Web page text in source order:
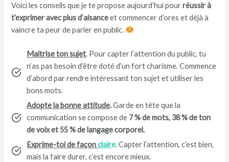
Voici les conseils que je te propose aujourd’hui pourréussir à
t’exprimer avec plus d’aisanceet commencer d’ores et déjà à
vaincre ta peur de parler en public.
Maitrise ton sujet. Pour capter l’attention du public, tu
n’as pas besoin d’être doté d’un fort charisme. Commence
d’abord par rendre intéressant ton sujet et utiliser les
bons mots.
Adopte la bonne attitude.Garde en tête que la
communication se compose de 7 % de mots, 38 % de ton
de voix et 55 % de langage corporel.
Exprime-toi de façonclaire. Capter l’attention, c’est bien,
mais la faire durer, c’est encore mieux.